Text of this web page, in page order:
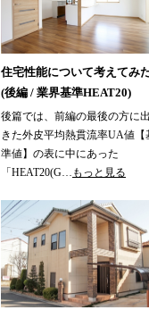
住宅性能について考えてみ
(後編 / 業界基準HEAT20)
後篇では、前編の最後の方に
きた外皮平均熱貫流率UA値【
準値】の表に中にあった
「HEAT20(G…
もっと見る